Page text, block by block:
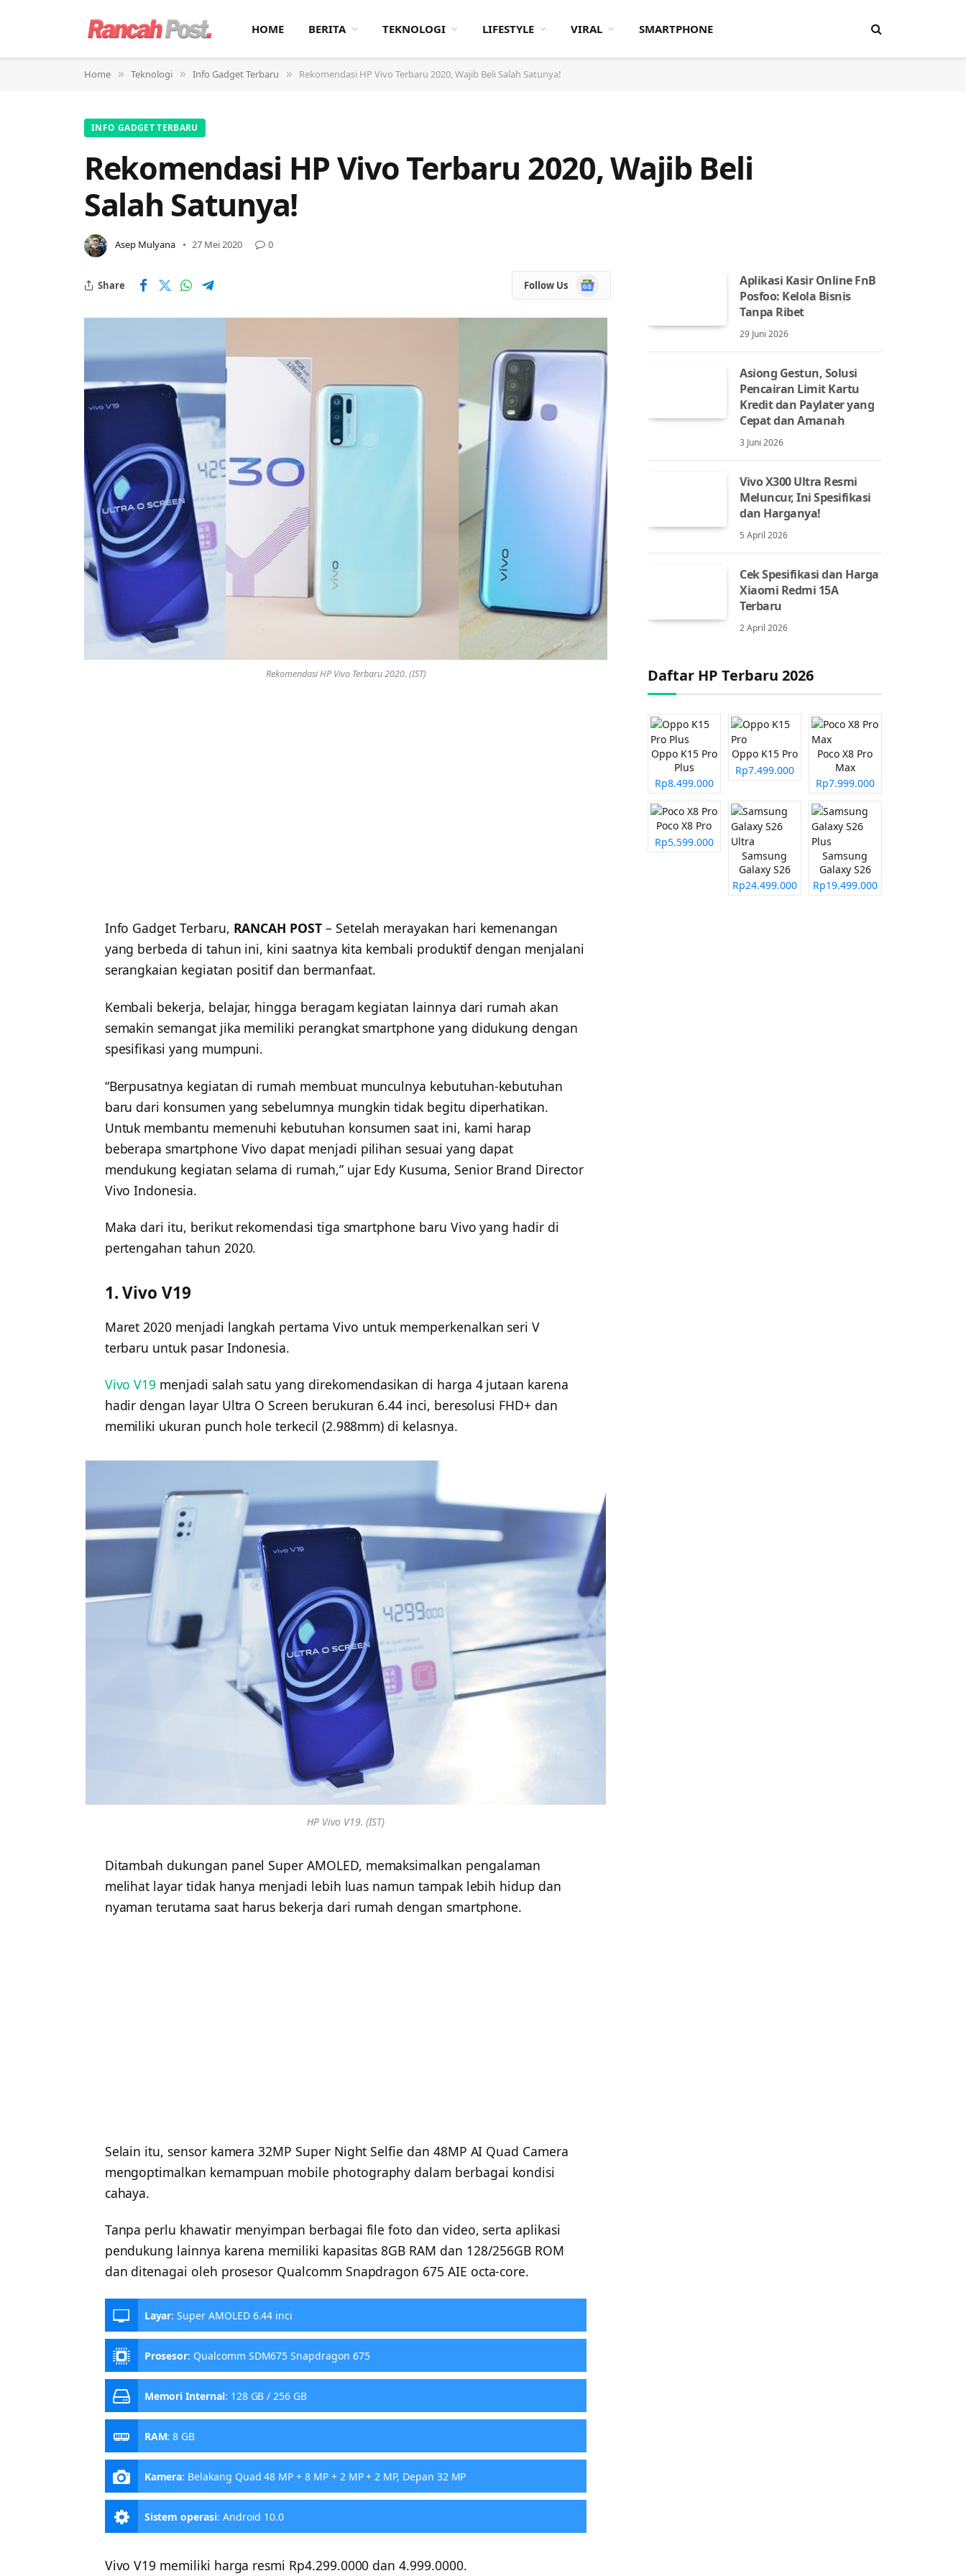
HOME BERITA TEKNOLOGI LIFESTYLE VIRAL SMARTPHONE
Home » Teknologi » Info Gadget Terbaru » Rekomendasi HP Vivo Terbaru 2020, Wajib Beli Salah Satunya!
INFO GADGET TERBARU
Rekomendasi HP Vivo Terbaru 2020, Wajib Beli
Salah Satunya!
Asep Mulyana 27 Mei 2020 0
Share Follow Us
Google
News
Rekomendasi HP Vivo Terbaru 2020. (IST)
Info Gadget Terbaru, RANCAH POST– Setelah merayakan hari kemenangan
yang berbeda di tahun ini, kini saatnya kita kembali produktif dengan menjalani
serangkaian kegiatan positif dan bermanfaat.
Kembali bekerja, belajar, hingga beragam kegiatan lainnya dari rumah akan
semakin semangat jika memiliki perangkat smartphone yang didukung dengan
spesifikasi yang mumpuni.
“Berpusatnya kegiatan di rumah membuat munculnya kebutuhan-kebutuhan
baru dari konsumen yang sebelumnya mungkin tidak begitu diperhatikan.
Untuk membantu memenuhi kebutuhan konsumen saat ini, kami harap
beberapa smartphone Vivo dapat menjadi pilihan sesuai yang dapat
mendukung kegiatan selama di rumah,” ujar Edy Kusuma, Senior Brand Director
Vivo Indonesia.
Maka dari itu, berikut rekomendasi tiga smartphone baru Vivo yang hadir di
pertengahan tahun 2020.
1. Vivo V19
Maret 2020 menjadi langkah pertama Vivo untuk memperkenalkan seri V
terbaru untuk pasar Indonesia.
Vivo V19 menjadi salah satu yang direkomendasikan di harga 4 jutaan karena
hadir dengan layar Ultra O Screen berukuran 6.44 inci, beresolusi FHD+ dan
memiliki ukuran punch hole terkecil (2.988mm) di kelasnya.
HP Vivo V19. (IST)
Ditambah dukungan panel Super AMOLED, memaksimalkan pengalaman
melihat layar tidak hanya menjadi lebih luas namun tampak lebih hidup dan
nyaman terutama saat harus bekerja dari rumah dengan smartphone.
Selain itu, sensor kamera 32MP Super Night Selfie dan 48MP AI Quad Camera
mengoptimalkan kemampuan mobile photography dalam berbagai kondisi
cahaya.
Tanpa perlu khawatir menyimpan berbagai file foto dan video, serta aplikasi
pendukung lainnya karena memiliki kapasitas 8GB RAM dan 128/256GB ROM
dan ditenagai oleh prosesor Qualcomm Snapdragon 675 AIE octa-core.
Layar:Super AMOLED 6.44 inci
Prosesor: Qualcomm SDM675 Snapdragon 675
Memori Internal: 128 GB / 256 GB
RAM:8 GB
Kamera: Belakang Quad 48 MP + 8 MP + 2 MP + 2 MP, Depan 32 MP
Sistem operasi: Android 10.0
Vivo V19 memiliki harga resmi Rp4.299.0000 dan 4.999.0000.
Aplikasi Kasir Online FnB
Posfoo: Kelola Bisnis
Tanpa Ribet
29 Juni 2026
Asiong Gestun, Solusi
Pencairan Limit Kartu
Kredit dan Paylater yang
Cepat dan Amanah
3 Juni 2026
Vivo X300 Ultra Resmi
Meluncur, Ini Spesifikasi
dan Harganya!
5 April 2026
Cek Spesifikasi dan Harga
Xiaomi Redmi 15A
Terbaru
2 April 2026
Daftar HP Terbaru 2026
Oppo K15 Pro
Plus
Rp8.499.000
Oppo K15 Pro
Rp7.499.000
Poco X8 Pro
Max
Rp7.999.000
Poco X8 Pro
Rp5.599.000
Samsung
Galaxy S26
Ultra
Rp24.499.000
Samsung
Galaxy S26
Plus
Rp19.499.000